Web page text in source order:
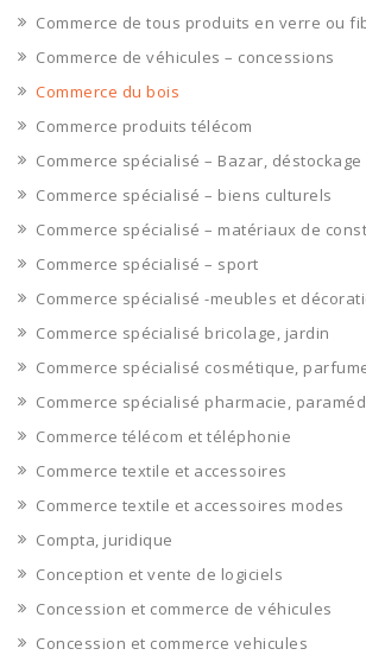
Commerce de tous produits en verre ou
Commerce de véhicules – concessions
Commerce du bois
Commerce produits télécom
Commerce spécialisé – Bazar, déstockage
Commerce spécialisé – biens culturels
Commerce spécialisé – matériaux de
Commerce spécialisé – sport
Commerce spécialisé -meubles et
Commerce spécialisé bricolage, jardin
Commerce spécialisé cosmétique,
Commerce spécialisé pharmacie,
Commerce télécom et téléphonie
Commerce textile et accessoires
Commerce textile et accessoires modes
Compta, juridique
Conception et vente de logiciels
Concession et commerce de véhicules
Concession et commerce vehicules